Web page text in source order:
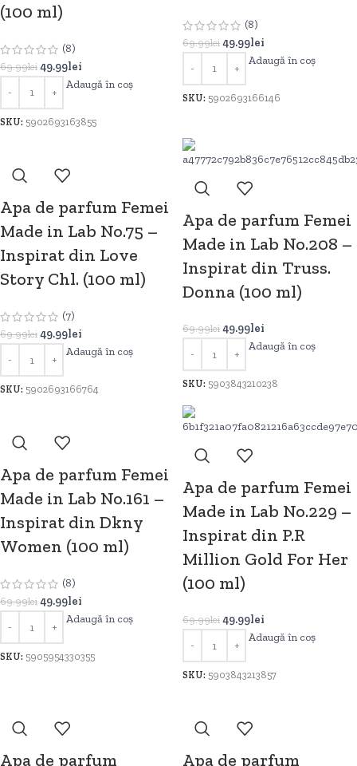
(100 ml)
(8)
69.99lei 49.99lei
Adaugă în coș
SKU: 5902693163855
(8)
69.99lei 49.99lei
Adaugă în coș
SKU: 5902693166146
Apa de parfum Femei
Made in Lab No.75 –
Inspirat din Love
Story Chl. (100 ml)
(7)
69.99lei 49.99lei
Adaugă în coș
SKU: 5902693166764
Apa de parfum Femei
Made in Lab No.208 –
Inspirat din Truss.
Donna (100 ml)
69.99lei 49.99lei
Adaugă în coș
SKU: 5903843210238
Apa de parfum Femei
Made in Lab No.161 –
Inspirat din Dkny
Women (100 ml)
(8)
69.99lei 49.99lei
Adaugă în coș
SKU: 5905954330355
Apa de parfum Femei
Made in Lab No.229 –
Inspirat din P.R
Million Gold For Her
(100 ml)
69.99lei 49.99lei
Adaugă în coș
SKU: 5903843213857
Apa de parfum Apa de parfum